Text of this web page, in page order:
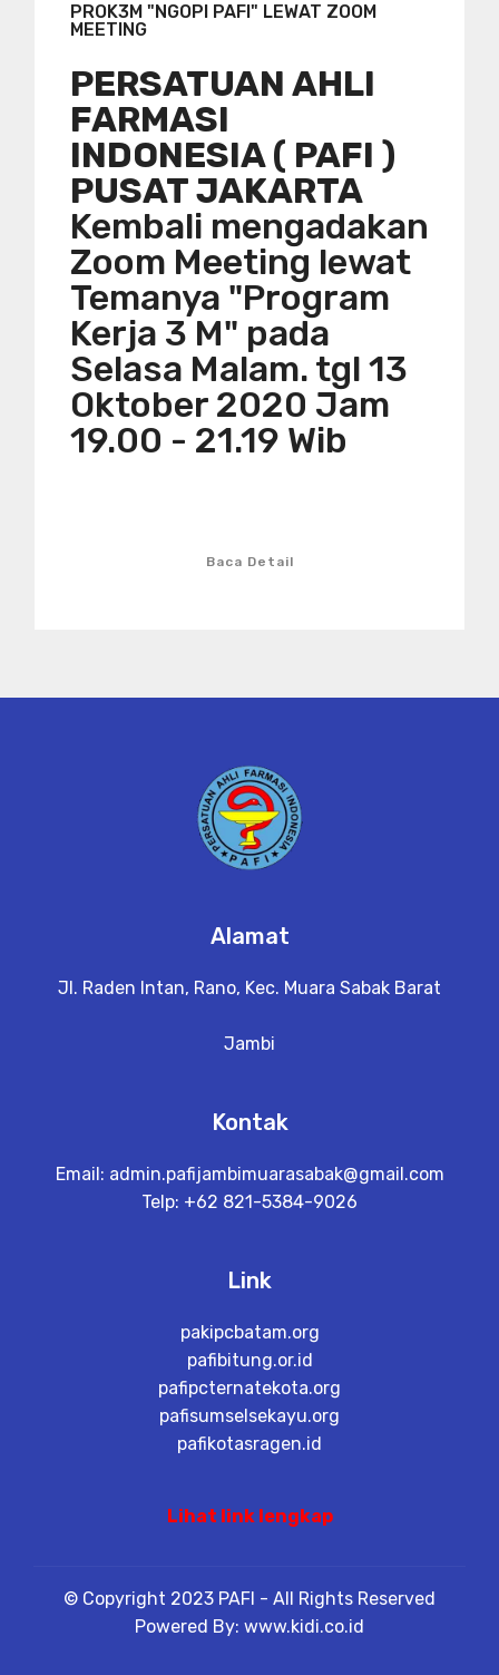
PROK3M "NGOPI PAFI" LEWAT ZOOM
MEETING
PERSATUAN AHLI
FARMASI
INDONESIA ( PAFI )
PUSAT JAKARTA
Kembali mengadakan
Zoom Meeting lewat
Temanya "Program
Kerja 3 M" pada
Selasa Malam. tgl 13
Oktober 2020 Jam
19.00 - 21.19 Wib
Baca Detail
Alamat
Jl. Raden Intan, Rano, Kec. Muara Sabak Barat
Jambi
Kontak
Email: admin.pafijambimuarasabak@gmail.com
Telp: +62 821-5384-9026
Link
pakipcbatam.org
pafibitung.or.id
pafipcternatekota.org
pafisumselsekayu.org
pafikotasragen.id
Lihat link lengkap
© Copyright 2023 PAFI - All Rights Reserved
Powered By: www.kidi.co.id